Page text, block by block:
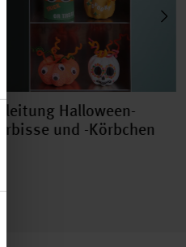
Halloween-
und -Körbchen